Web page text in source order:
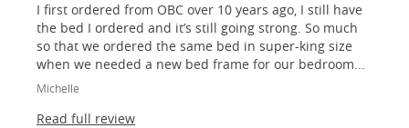
I first ordered from OBC over 10 years ago, I still have
the bed I ordered and it’s still going strong. So much
so that we ordered the same bed in super-king size
when we needed a new bed frame for our bedroom...
Michelle
Read full review